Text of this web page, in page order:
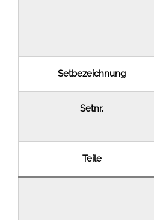
Setbezeichnung
Setnr.
Teile